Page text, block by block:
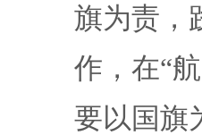
旗为责，
作，在“
要以国旗